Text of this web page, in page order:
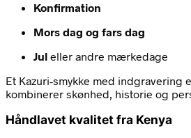
Konfirmation
Mors dag og fars dag
Jul eller andre mærkedage
Et Kazuri-smykke med indgravering
kombinerer skønhed, historie og
Håndlavet kvalitet fra Kenya